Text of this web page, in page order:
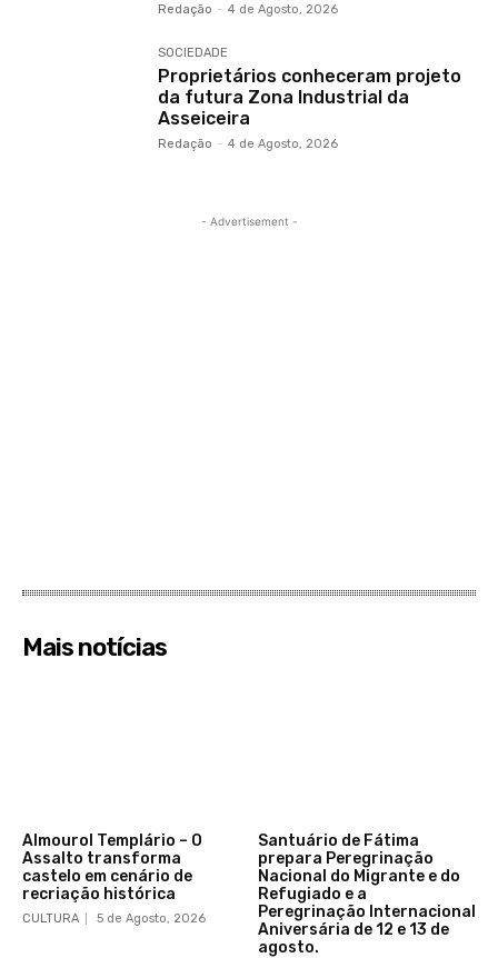
Redação - 4 de Agosto, 2026
SOCIEDADE
Proprietários conheceram projeto
da futura Zona Industrial da
Asseiceira
Redação - 4 de Agosto, 2026
- Advertisement -
Mais notícias
Almourol Templário – O
Assalto transforma
castelo em cenário de
recriação histórica
CULTURA 5 de Agosto, 2026
Santuário de Fátima
prepara Peregrinação
Nacional do Migrante e do
Refugiado e a
Peregrinação Internacional
Aniversária de 12 e 13 de
agosto.